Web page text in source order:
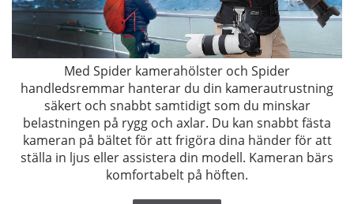
Med Spider kamerahölster och Spider
handledsremmar hanterar du din kamerautrustning
säkert och snabbt samtidigt som du minskar
belastningen på rygg och axlar. Du kan snabbt fästa
kameran på bältet för att frigöra dina händer för att
ställa in ljus eller assistera din modell. Kameran bärs
komfortabelt på höften.